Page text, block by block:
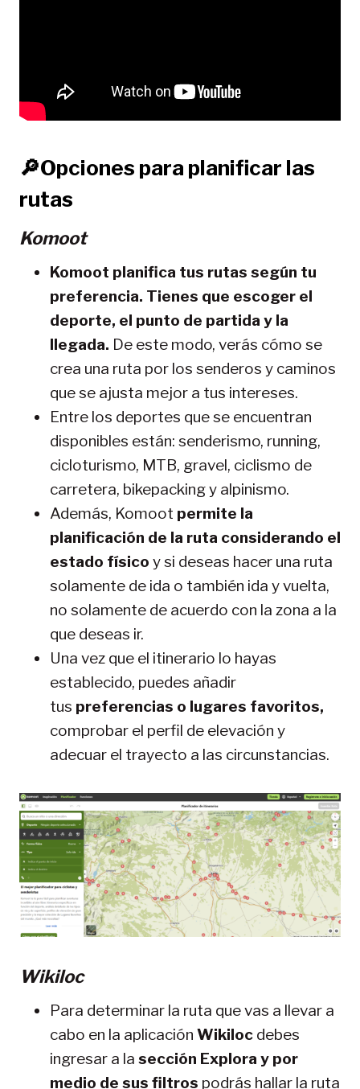
🔎Opciones para planificar las
rutas
Komoot
Komoot planifica tus rutas según tu
preferencia. Tienes que escoger el
deporte, el punto de partida y la
llegada. De este modo, verás cómo se
crea una ruta por los senderos y caminos
que se ajusta mejor a tus intereses.
Entre los deportes que se encuentran
disponibles están: senderismo, running,
cicloturismo, MTB, gravel, ciclismo de
carretera, bikepacking y alpinismo.
Además, Komoot permite la
planificación de la ruta considerando el
estado físico y si deseas hacer una ruta
solamente de ida o también ida y vuelta,
no solamente de acuerdo con la zona a la
que deseas ir.
Una vez que el itinerario lo hayas
establecido, puedes añadir
tus preferencias o lugares favoritos,
comprobar el perfil de elevación y
adecuar el trayecto a las circunstancias.
Wikiloc
Para determinar la ruta que vas a llevar a
cabo en la aplicación Wikiloc debes
ingresar a la sección Explora y por
medio de sus filtros podrás hallar la ruta